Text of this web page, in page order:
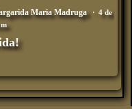
Maria Madruga
4 de